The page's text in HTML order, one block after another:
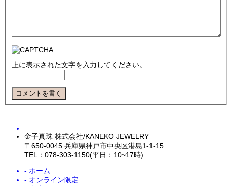
上に表示された文字を入力してください。
金子真珠 株式会社/KANEKO JEWELRY
〒650-0045 兵庫県神戸市中央区港島1-1-15
TEL：078-303-1150(平日：10~17時)
- ホーム
- オンライン限定